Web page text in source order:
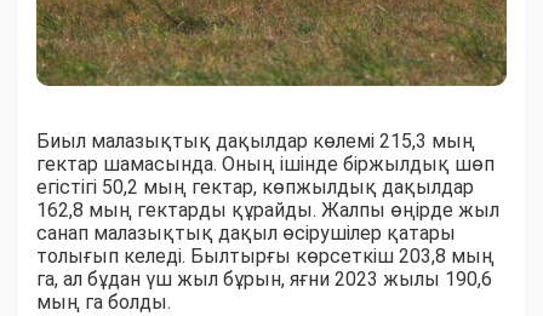
Биыл малазықтық дақылдар көлемі 215,3 мың
гектар шамасында. Оның ішінде біржылдық шөп
егістігі 50,2 мың гектар, көпжылдық дақылдар
162,8 мың гектарды құрайды. Жалпы өңірде жыл
санап малазықтық дақыл өсірушілер қатары
толығып келеді. Былтырғы көрсеткіш 203,8 мың
га, ал бұдан үш жыл бұрын, яғни 2023 жылы 190,6
мың га болды.